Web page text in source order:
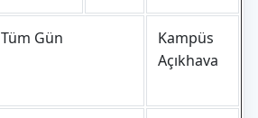
Tüm Gün
Kampüs
Açıkhava